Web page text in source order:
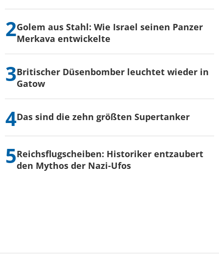
Golem aus Stahl: Wie Israel seinen Panzer
Merkava entwickelte
Britischer Düsenbomber leuchtet wieder in
Gatow
Das sind die zehn größten Supertanker
Reichsflugscheiben: Historiker entzaubert
den Mythos der Nazi-Ufos